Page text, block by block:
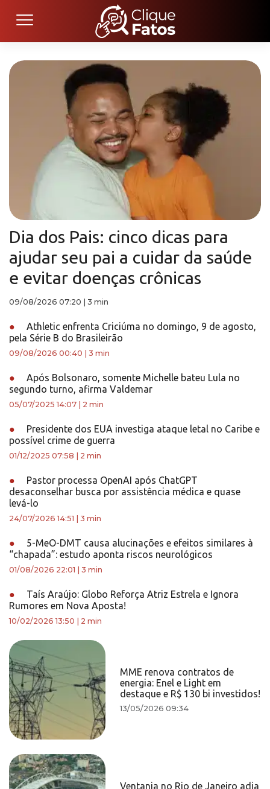
Dia dos Pais: cinco dicas para
ajudar seu pai a cuidar da saúde
e evitar doenças crônicas
09/08/2026 07:20 3 min
●
Athletic enfrenta Criciúma no domingo, 9 de agosto,
pela Série B do Brasileirão
09/08/2026 00:40 3 min
●
Após Bolsonaro, somente Michelle bateu Lula no
segundo turno, afirma Valdemar
05/07/2025 14:07 2 min
●
Presidente dos EUA investiga ataque letal no Caribe e
possível crime de guerra
01/12/2025 07:58 2 min
●
Pastor processa OpenAI após ChatGPT
desaconselhar busca por assistência médica e quase
levá-lo
24/07/2026 14:51 3 min
●
5-MeO-DMT causa alucinações e efeitos similares à
“chapada”: estudo aponta riscos neurológicos
01/08/2026 22:01 3 min
●
Taís Araújo: Globo Reforça Atriz Estrela e Ignora
Rumores em Nova Aposta!
10/02/2026 13:50 2 min
MME renova contratos de
energia: Enel e Light em
destaque e R$ 130 bi investidos!
13/05/2026 09:34
Ventania no Rio de Janeiro adia